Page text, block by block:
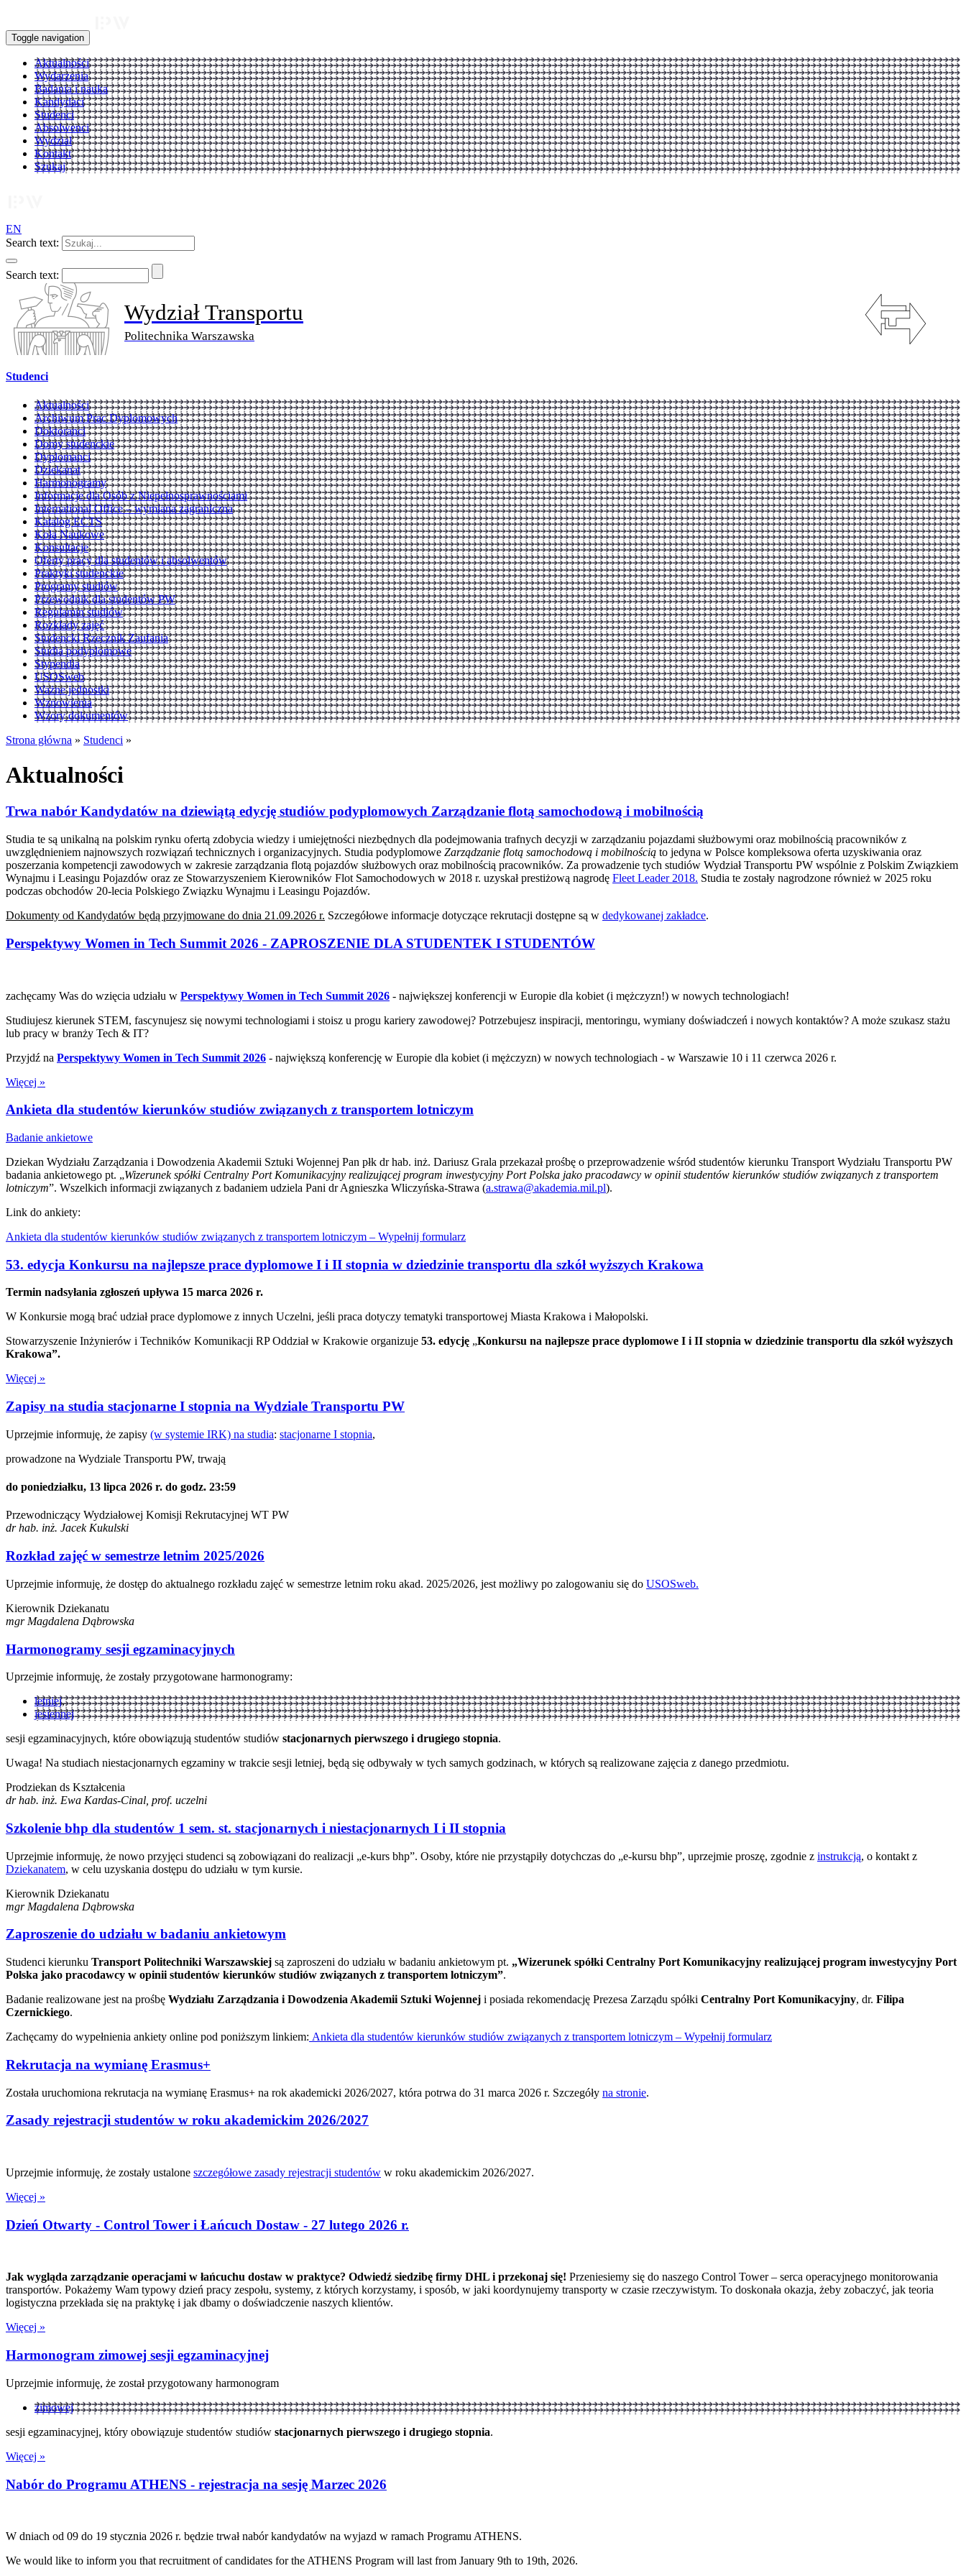
Toggle navigation
Aktualności
Wydarzenia
Badania i nauka
Kandydaci
Studenci
Absolwenci
Wydział
Kontakt
Szukaj
EN
Search text:
Search text:
Wydział Transportu
Politechnika Warszawska
Studenci
Aktualności
Archiwum Prac Dyplomowych
Doktoranci
Domy studenckie
Dyplomanci
Dziekanat
Harmonogramy
Informacje dla Osób z Niepełnosprawnościami
International Office – wymiana zagraniczna
Katalog ECTS
Koła Naukowe
Konsultacje
Oferty pracy dla studentów i absolwentów
Praktyki studenckie
Programy studiów
Przewodnik dla studentów PW
Regulamin studiów
Rozkłady zajęć
Studencki Rzecznik Zaufania
Studia podyplomowe
Stypendia
USOSweb
Ważne jednostki
Wznowienia
Wzory dokumentów
Strona główna » Studenci »
Aktualności
Trwa nabór Kandydatów na dziewiątą edycję studiów podyplomowych Zarządzanie flotą samochodową i mobilnością
Studia te są unikalną na polskim rynku ofertą zdobycia wiedzy i umiejętności niezbędnych dla podejmowania trafnych decyzji w zarządzaniu pojazdami służbowymi oraz mobilnością pracowników z
uwzględnieniem najnowszych rozwiązań technicznych i organizacyjnych. Studia podyplomowe Zarządzanie flotą samochodową i mobilnością to jedyna w Polsce kompleksowa oferta uzyskiwania oraz
poszerzania kompetencji zawodowych w zakresie zarządzania flotą pojazdów służbowych oraz mobilnością pracowników. Za prowadzenie tych studiów Wydział Transportu PW wspólnie z Polskim Związkiem
Wynajmu i Leasingu Pojazdów oraz ze Stowarzyszeniem Kierowników Flot Samochodowych w 2018 r. uzyskał prestiżową nagrodę Fleet Leader 2018. Studia te zostały nagrodzone również w 2025 roku
podczas obchodów 20-lecia Polskiego Związku Wynajmu i Leasingu Pojazdów.
Dokumenty od Kandydatów będą przyjmowane do dnia 21.09.2026 r. Szczegółowe informacje dotyczące rekrutacji dostępne są w dedykowanej zakładce.
Perspektywy Women in Tech Summit 2026 - ZAPROSZENIE DLA STUDENTEK I STUDENTÓW
zachęcamy Was do wzięcia udziału w Perspektywy Women in Tech Summit 2026 - największej konferencji w Europie dla kobiet (i mężczyzn!) w nowych technologiach!
Studiujesz kierunek STEM, fascynujesz się nowymi technologiami i stoisz u progu kariery zawodowej? Potrzebujesz inspiracji, mentoringu, wymiany doświadczeń i nowych kontaktów? A może szukasz stażu
lub pracy w branży Tech & IT?
Przyjdź na Perspektywy Women in Tech Summit 2026 - największą konferencję w Europie dla kobiet (i mężczyzn) w nowych technologiach - w Warszawie 10 i 11 czerwca 2026 r.
Więcej »
Ankieta dla studentów kierunków studiów związanych z transportem lotniczym
Badanie ankietowe
Dziekan Wydziału Zarządzania i Dowodzenia Akademii Sztuki Wojennej Pan płk dr hab. inż. Dariusz Grala przekazał prośbę o przeprowadzenie wśród studentów kierunku Transport Wydziału Transportu PW
badania ankietowego pt. „Wizerunek spółki Centralny Port Komunikacyjny realizującej program inwestycyjny Port Polska jako pracodawcy w opinii studentów kierunków studiów związanych z transportem
lotniczym”. Wszelkich informacji związanych z badaniem udziela Pani dr Agnieszka Wliczyńska-Strawa (a.strawa@akademia.mil.pl).
Link do ankiety:
Ankieta dla studentów kierunków studiów związanych z transportem lotniczym – Wypełnij formularz
53. edycja Konkursu na najlepsze prace dyplomowe I i II stopnia w dziedzinie transportu dla szkół wyższych Krakowa
Termin nadsyłania zgłoszeń upływa 15 marca 2026 r.
W Konkursie mogą brać udział prace dyplomowe z innych Uczelni, jeśli praca dotyczy tematyki transportowej Miasta Krakowa i Małopolski.
Stowarzyszenie Inżynierów i Techników Komunikacji RP Oddział w Krakowie organizuje 53. edycję „Konkursu na najlepsze prace dyplomowe I i II stopnia w dziedzinie transportu dla szkół wyższych
Krakowa”.
Więcej »
Zapisy na studia stacjonarne I stopnia na Wydziale Transportu PW
Uprzejmie informuję, że zapisy (w systemie IRK) na studia: stacjonarne I stopnia,
prowadzone na Wydziale Transportu PW, trwają
do poniedziałku, 13 lipca 2026 r. do godz. 23:59
Przewodniczący Wydziałowej Komisji Rekrutacyjnej WT PW
dr hab. inż. Jacek Kukulski
Rozkład zajęć w semestrze letnim 2025/2026
Uprzejmie informuję, że dostęp do aktualnego rozkładu zajęć w semestrze letnim roku akad. 2025/2026, jest możliwy po zalogowaniu się do USOSweb.
Kierownik Dziekanatu
mgr Magdalena Dąbrowska
Harmonogramy sesji egzaminacyjnych
Uprzejmie informuję, że zostały przygotowane harmonogramy:
letniej,
jesiennej
sesji egzaminacyjnych, które obowiązują studentów studiów stacjonarnych pierwszego i drugiego stopnia.
Uwaga! Na studiach niestacjonarnych egzaminy w trakcie sesji letniej, będą się odbywały w tych samych godzinach, w których są realizowane zajęcia z danego przedmiotu.
Prodziekan ds Kształcenia
dr hab. inż. Ewa Kardas-Cinal, prof. uczelni
Szkolenie bhp dla studentów 1 sem. st. stacjonarnych i niestacjonarnych I i II stopnia
Uprzejmie informuję, że nowo przyjęci studenci są zobowiązani do realizacji „e-kurs bhp”. Osoby, które nie przystąpiły dotychczas do „e-kursu bhp”, uprzejmie proszę, zgodnie z instrukcją, o kontakt z
Dziekanatem, w celu uzyskania dostępu do udziału w tym kursie.
Kierownik Dziekanatu
mgr Magdalena Dąbrowska
Zaproszenie do udziału w badaniu ankietowym
Studenci kierunku Transport Politechniki Warszawskiej są zaproszeni do udziału w badaniu ankietowym pt. „Wizerunek spółki Centralny Port Komunikacyjny realizującej program inwestycyjny Port
Polska jako pracodawcy w opinii studentów kierunków studiów związanych z transportem lotniczym”.
Badanie realizowane jest na prośbę Wydziału Zarządzania i Dowodzenia Akademii Sztuki Wojennej i posiada rekomendację Prezesa Zarządu spółki Centralny Port Komunikacyjny, dr. Filipa
Czernickiego.
Zachęcamy do wypełnienia ankiety online pod poniższym linkiem: Ankieta dla studentów kierunków studiów związanych z transportem lotniczym – Wypełnij formularz
Rekrutacja na wymianę Erasmus+
Została uruchomiona rekrutacja na wymianę Erasmus+ na rok akademicki 2026/2027, która potrwa do 31 marca 2026 r. Szczegóły na stronie.
Zasady rejestracji studentów w roku akademickim 2026/2027
Uprzejmie informuję, że zostały ustalone szczegółowe zasady rejestracji studentów w roku akademickim 2026/2027.
Więcej »
Dzień Otwarty - Control Tower i Łańcuch Dostaw - 27 lutego 2026 r.
Jak wygląda zarządzanie operacjami w łańcuchu dostaw w praktyce? Odwiedź siedzibę firmy DHL i przekonaj się! Przeniesiemy się do naszego Control Tower – serca operacyjnego monitorowania
transportów. Pokażemy Wam typowy dzień pracy zespołu, systemy, z których korzystamy, i sposób, w jaki koordynujemy transporty w czasie rzeczywistym. To doskonała okazja, żeby zobaczyć, jak teoria
logistyczna przekłada się na praktykę i jak dbamy o doświadczenie naszych klientów.
Więcej »
Harmonogram zimowej sesji egzaminacyjnej
Uprzejmie informuję, że został przygotowany harmonogram
zimowej
sesji egzaminacyjnej, który obowiązuje studentów studiów stacjonarnych pierwszego i drugiego stopnia.
Więcej »
Nabór do Programu ATHENS - rejestracja na sesję Marzec 2026
W dniach od 09 do 19 stycznia 2026 r. będzie trwał nabór kandydatów na wyjazd w ramach Programu ATHENS.
We would like to inform you that recruitment of candidates for the ATHENS Program will last from January 9th to 19th, 2026.